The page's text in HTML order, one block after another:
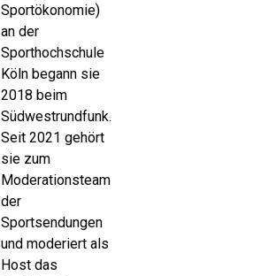
Sportökonomie)
an der
Sporthochschule
Köln begann sie
2018 beim
Südwestrundfunk.
Seit 2021 gehört
sie zum
Moderationsteam
der
Sportsendungen
und moderiert als
Host das